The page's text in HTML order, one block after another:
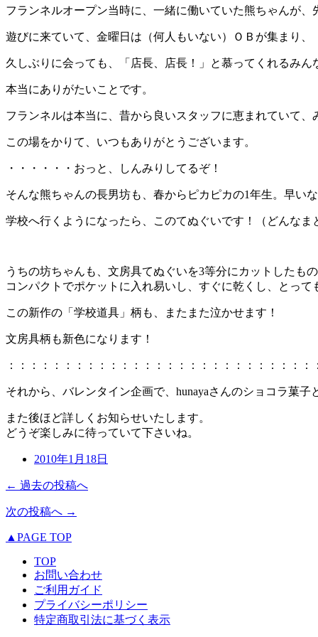
フランネルオープン当時に、一緒に働いていた熊ちゃんが、
遊びに来ていて、金曜日は（何人もいない）ＯＢが集まり
久しぶりに会っても、「店長、店長！」と慕ってくれるみ
本当にありがたいことです。
フランネルは本当に、昔から良いスタッフに恵まれていて
この場をかりて、いつもありがとうございます。
・・・・・・おっと、しんみりしてるぞ！
そんな熊ちゃんの長男坊も、春からピカピカの1年生。早い
学校へ行くようになったら、このてぬぐいです！（どんなま
うちの坊ちゃんも、文房具てぬぐいを3等分にカットしたも
コンパクトでポケットに入れ易いし、すぐに乾くし、とっ
この新作の「学校道具」柄も、またまた泣かせます！
文房具柄も新色になります！
：：：：：：：：：：：：：：：：：：：：：：：：：：
それから、バレンタイン企画で、hunayaさんのショコラ菓
また後ほど詳しくお知らせいたします。
どうぞ楽しみに待っていて下さいね。
2010年1月18日
← 過去の投稿へ
次の投稿へ →
▲PAGE TOP
TOP
お問い合わせ
ご利用ガイド
プライバシーポリシー
特定商取引法に基づく表示